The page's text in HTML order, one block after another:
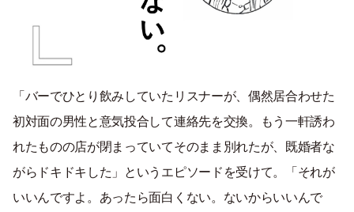
「バーでひとり飲みしていたリスナーが、偶然居合わせた
初対面の男性と意気投合して連絡先を交換。もう一軒誘わ
れたものの店が閉まっていてそのまま別れたが、既婚者な
がらドキドキした」というエピソードを受けて。「それが
いいんですよ。あったら面白くない。ないからいいんで